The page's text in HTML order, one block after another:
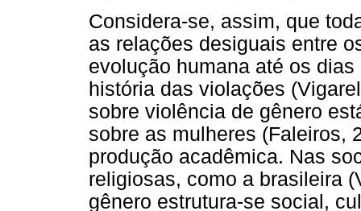
Considera-se, assim, que
as relações desiguais entre
evolução humana até os
história das violações
sobre violência de gênero
sobre as mulheres (Faleiros,
produção acadêmica. Nas
religiosas, como a brasileira
gênero estrutura-se social,